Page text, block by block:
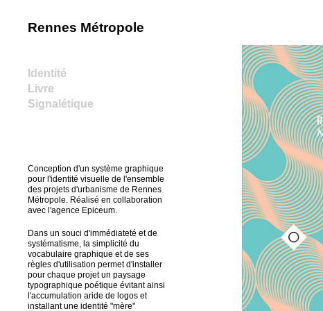
home
Rennes Métropole
Identité
Livre
Signalétique
Conception d'un système graphique
pour l'identité visuelle de l'ensemble
des projets d'urbanisme de Rennes
Métropole. Réalisé en collaboration
avec l'agence Epiceum.
Dans un souci d'immédiateté et de
systématisme, la simplicité du
vocabulaire graphique et de ses
règles d'utilisation permet d'installer
pour chaque projet un paysage
typographique poétique évitant ainsi
l'accumulation aride de logos et
installant une identité "mère"